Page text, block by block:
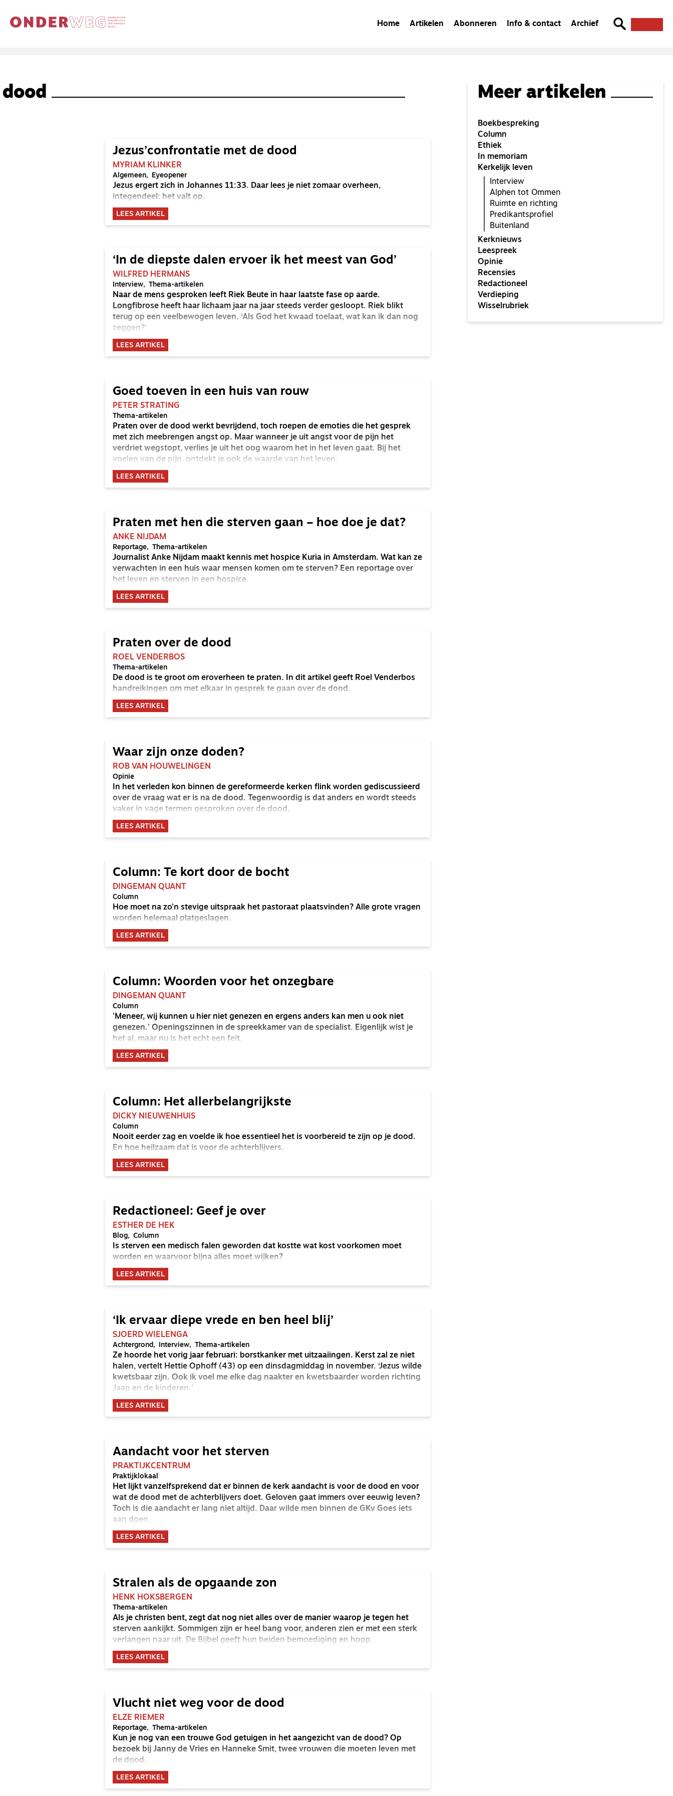
Home Artikelen Abonneren Info & contact Archief
dood
Jezus’confrontatie met de dood
MYRIAM KLINKER
Algemeen Eyeopener
Jezus ergert zich in Johannes 11:33. Daar lees je niet zomaar overheen,
integendeel: het valt op.
LEES ARTIKEL
‘In de diepste dalen ervoer ik het meest van God’
WILFRED HERMANS
Interview Thema-artikelen
Naar de mens gesproken leeft Riek Beute in haar laatste fase op aarde.
Longfibrose heeft haar lichaam jaar na jaar steeds verder gesloopt. Riek blikt
terug op een veelbewogen leven. ‘Als God het kwaad toelaat, wat kan ik dan nog
zeggen?’
LEES ARTIKEL
Goed toeven in een huis van rouw
PETER STRATING
Thema-artikelen
Praten over de dood werkt bevrijdend, toch roepen de emoties die het gesprek
met zich meebrengen angst op. Maar wanneer je uit angst voor de pijn het
verdriet wegstopt, verlies je uit het oog waarom het in het leven gaat. Bij het
voelen van de pijn, ontdekt je ook de waarde van het leven.
LEES ARTIKEL
Praten met hen die sterven gaan – hoe doe je dat?
ANKE NIJDAM
Reportage Thema-artikelen
Journalist Anke Nijdam maakt kennis met hospice Kuria in Amsterdam. Wat kan ze
verwachten in een huis waar mensen komen om te sterven? Een reportage over
het leven en sterven in een hospice.
LEES ARTIKEL
Praten over de dood
ROEL VENDERBOS
Thema-artikelen
De dood is te groot om eroverheen te praten. In dit artikel geeft Roel Venderbos
handreikingen om met elkaar in gesprek te gaan over de dood.
LEES ARTIKEL
Waar zijn onze doden?
ROB VAN HOUWELINGEN
Opinie
In het verleden kon binnen de gereformeerde kerken flink worden gediscussieerd
over de vraag wat er is na de dood. Tegenwoordig is dat anders en wordt steeds
vaker in vage termen gesproken over de dood.
LEES ARTIKEL
Column: Te kort door de bocht
DINGEMAN QUANT
Column
Hoe moet na zo’n stevige uitspraak het pastoraat plaatsvinden? Alle grote vragen
worden helemaal platgeslagen.
LEES ARTIKEL
Column: Woorden voor het onzegbare
DINGEMAN QUANT
Column
'Meneer, wij kunnen u hier niet genezen en ergens anders kan men u ook niet
genezen.' Openingszinnen in de spreekkamer van de specialist. Eigenlijk wist je
het al, maar nu is het echt een feit.
LEES ARTIKEL
Column: Het allerbelangrijkste
DICKY NIEUWENHUIS
Column
Nooit eerder zag en voelde ik hoe essentieel het is voorbereid te zijn op je dood.
En hoe heilzaam dat is voor de achterblijvers.
LEES ARTIKEL
Redactioneel: Geef je over
ESTHER DE HEK
Blog Column
Is sterven een medisch falen geworden dat kostte wat kost voorkomen moet
worden en waarvoor bijna alles moet wijken?
LEES ARTIKEL
‘Ik ervaar diepe vrede en ben heel blij’
SJOERD WIELENGA
Achtergrond Interview Thema-artikelen
Ze hoorde het vorig jaar februari: borstkanker met uitzaaiingen. Kerst zal ze niet
halen, vertelt Hettie Ophoff (43) op een dinsdagmiddag in november. ‘Jezus wilde
kwetsbaar zijn. Ook ik voel me elke dag naakter en kwetsbaarder worden richting
Jaap en de kinderen.’
LEES ARTIKEL
Aandacht voor het sterven
PRAKTIJKCENTRUM
Praktijklokaal
Het lijkt vanzelfsprekend dat er binnen de kerk aandacht is voor de dood en voor
wat de dood met de achterblijvers doet. Geloven gaat immers over eeuwig leven?
Toch is die aandacht er lang niet altijd. Daar wilde men binnen de GKv Goes iets
aan doen.
LEES ARTIKEL
Stralen als de opgaande zon
HENK HOKSBERGEN
Thema-artikelen
Als je christen bent, zegt dat nog niet alles over de manier waarop je tegen het
sterven aankijkt. Sommigen zijn er heel bang voor, anderen zien er met een sterk
verlangen naar uit. De Bijbel geeft hun beiden bemoediging en hoop.
LEES ARTIKEL
Vlucht niet weg voor de dood
ELZE RIEMER
Reportage Thema-artikelen
Kun je nog van een trouwe God getuigen in het aangezicht van de dood? Op
bezoek bij Janny de Vries en Hanneke Smit, twee vrouwen die moeten leven met
de dood.
LEES ARTIKEL
Meer artikelen
Boekbespreking
Column
Ethiek
In memoriam
Kerkelijk leven
Interview
Alphen tot Ommen
Ruimte en richting
Predikantsprofiel
Buitenland
Kerknieuws
Leespreek
Opinie
Recensies
Redactioneel
Verdieping
Wisselrubriek